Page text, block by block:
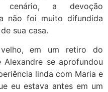
cenário, a devoção
não foi muito difundida
sua casa.
em um retiro do
se aprofundou
linda com Maria e
eu estava antes em um